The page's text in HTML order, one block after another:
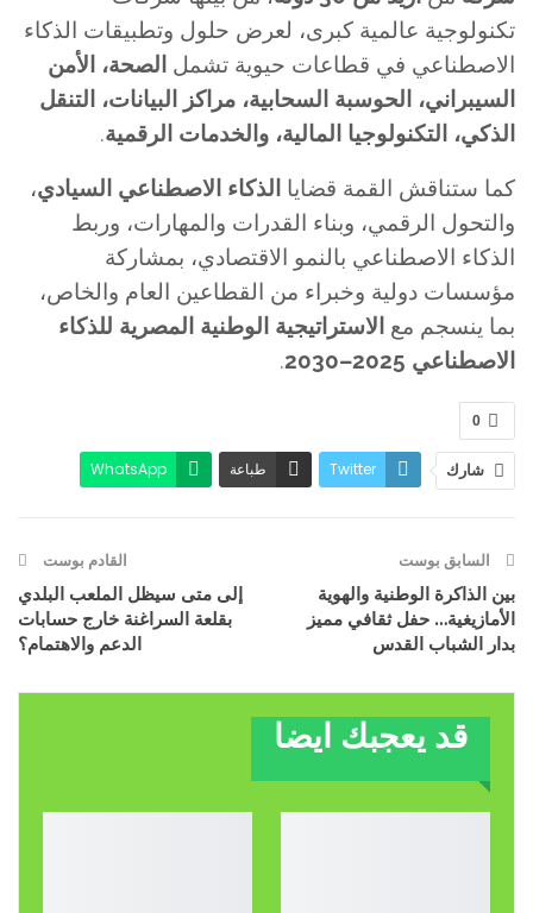
تكنولوجية عالمية كبرى، لعرض حلول وتطبيقات الذكاء
الاصطناعي في قطاعات حيوية تشمل الصحة، الأمن
السيبراني، الحوسبة السحابية، مراكز البيانات، التنقل
الذكي، التكنولوجيا المالية، والخدمات الرقمية.
كما ستناقش القمة قضايا الذكاء الاصطناعي السيادي،
والتحول الرقمي، وبناء القدرات والمهارات، وربط
الذكاء الاصطناعي بالنمو الاقتصادي، بمشاركة
مؤسسات دولية وخبراء من القطاعين العام والخاص،
بما ينسجم مع الاستراتيجية الوطنية المصرية للذكاء
الاصطناعي 2025–2030
.
0
شارك Twitter طباعة
WhatsApp
السابق بوست
بين الذاكرة الوطنية والهوية
الأمازيغية… حفل ثقافي مميز
بدار الشباب القدس
القادم بوست
إلى متى سيظل الملعب البلدي
بقلعة السراغنة خارج حسابات
الدعم والاهتمام؟
قد يعجبك ايضا